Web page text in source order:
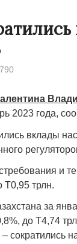
790
2023 года,
вклады
и
Т0,95 трлн.
за
до Т4,74
сократились
Народ выбрал
17.10.2024 17:00